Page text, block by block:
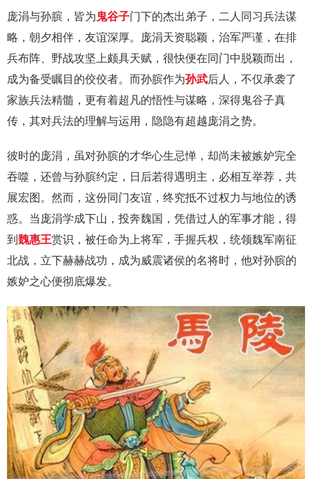
庞涓与孙膑，皆为鬼谷子门下的杰出弟子，二人同习兵法谋
略，朝夕相伴，友谊深厚。庞涓天资聪颖，治军严谨，在排
兵布阵、野战攻坚上颇具天赋，很快便在同门中脱颖而出，
成为备受瞩目的佼佼者。而孙膑作为孙武后人，不仅承袭了
家族兵法精髓，更有着超凡的悟性与谋略，深得鬼谷子真
传，其对兵法的理解与运用，隐隐有超越庞涓之势。
彼时的庞涓，虽对孙膑的才华心生忌惮，却尚未被嫉妒完全
吞噬，还曾与孙膑约定，日后若得遇明主，必相互举荐，共
展宏图。然而，这份同门友谊，终究抵不过权力与地位的诱
惑。当庞涓学成下山，投奔魏国，凭借过人的军事才能，得
到 魏惠王赏识，被任命为上将军，手握兵权，统领魏军南征
北战，立下赫赫战功，成为威震诸侯的名将时，他对孙膑的
嫉妒之心便彻底爆发。